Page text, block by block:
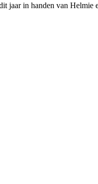
in handen van Helmie